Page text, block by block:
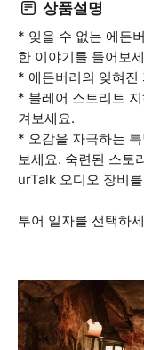
상품설명
* 잊을 수 없는 에든
한 이야기를 들어보
* 에든버러의 잊혀진
* 블레어 스트리트
겨보세요.
* 오감을 자극하는
보세요. 숙련된 스토
urTalk 오디오 장비
투어 일자를 선택하